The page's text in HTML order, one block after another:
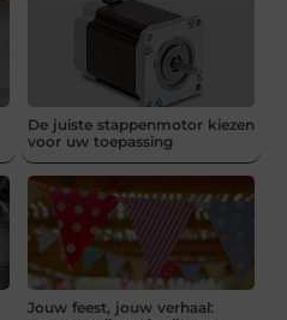
De juiste stappenmotor kiezen
voor uw toepassing
Jouw feest, jouw verhaal: